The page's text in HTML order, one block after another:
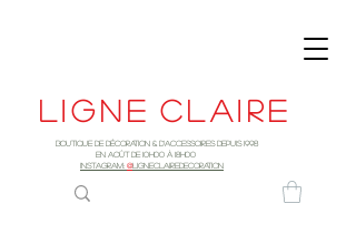
Ligne claire
Boutique de décoration & d'accessoires depuis 1998
EN AOûT DE 10h00 à 18H00
INSTAGRAM: @LIGNECLAIREDECORATION